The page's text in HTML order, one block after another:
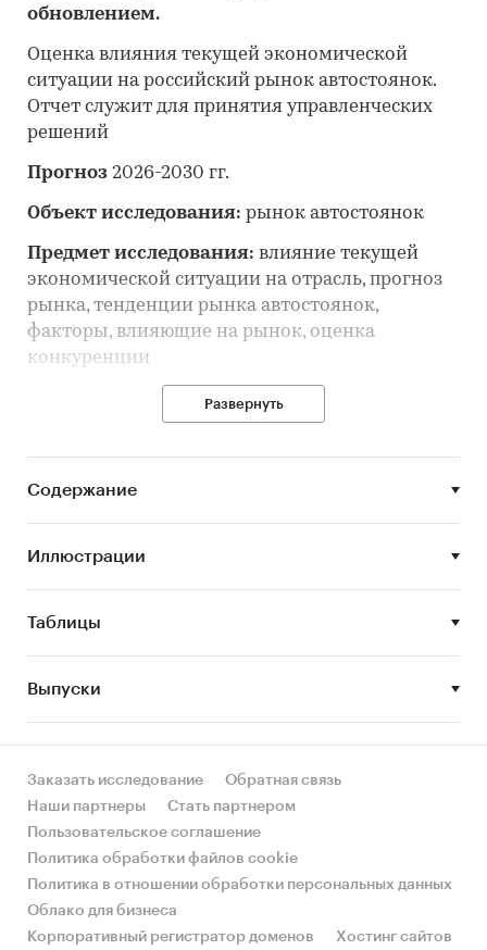
обновлением.
Оценка влияния текущей экономической
ситуации на российский рынок автостоянок.
Отчет служит для принятия управленческих
решений
Прогноз 2026-2030 гг.
Объект исследования: рынок автостоянок
Предмет исследования: влияние текущей
экономической ситуации на отрасль, прогноз
рынка, тенденции рынка автостоянок,
факторы, влияющие на рынок, оценка
конкуренции
Анализ и прогноз рынка автостоянок
выполнен по рынку в целом, без выделения его
Описание состояния рынка автостоянок
Оценка объема рынка автостоянок
STEP-анализ факторов, влияющих на рынок
автостоянок
Оценка текущих тенденций и перспектив
Анализ влияния кризисов на отрасль
Составление прогноза развития рынка до
2030 г.
Развернуть
Содержание
Иллюстрации
Таблицы
Выпуски
Заказать исследование
Обратная связь
Наши партнеры
Стать партнером
Пользовательское соглашение
Политика обработки файлов cookie
Политика в отношении обработки персональных данных
Облако для бизнеса
Корпоративный регистратор доменов
Хостинг сайтов